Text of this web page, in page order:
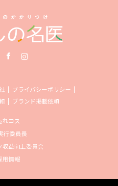
プライバシーポリシー
ブランド掲載依頼
れコス
行委員長
収益向上委員会
用情報